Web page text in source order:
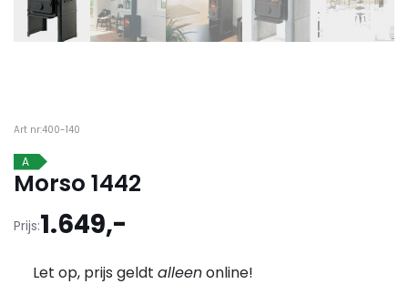
Art nr:400-140
A
Morso 1442
Prijs:1.649,-
Let op, prijs geldt alleenonline!